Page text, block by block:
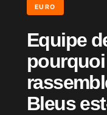
EURO
Equipe
Bleus